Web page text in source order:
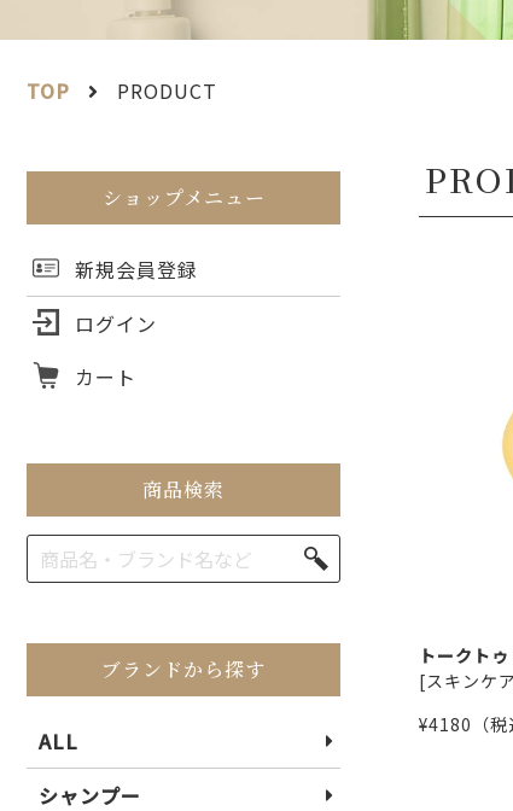
TOP PRODUCT
ショップメニュー
新規会員登録
ログイン
カート
商品検索
ブランドから探す
ALL
シャンプー